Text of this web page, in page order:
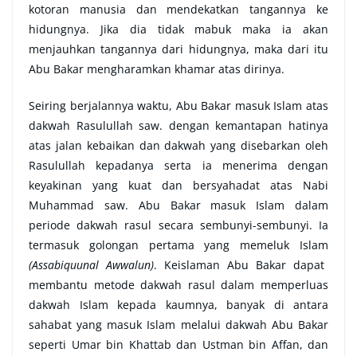
kotoran manusia dan mendekatkan tangannya ke
hidungnya. Jika dia tidak mabuk maka ia akan
menjauhkan tangannya dari hidungnya, maka dari itu
Abu Bakar mengharamkan khamar atas dirinya.
Seiring berjalannya waktu, Abu Bakar masuk Islam atas
dakwah Rasulullah saw. dengan kemantapan hatinya
atas jalan kebaikan dan dakwah yang disebarkan oleh
Rasulullah kepadanya serta ia menerima dengan
keyakinan yang kuat dan bersyahadat atas Nabi
Muhammad saw. Abu Bakar masuk Islam dalam
periode dakwah rasul secara sembunyi-sembunyi. Ia
termasuk golongan pertama yang memeluk Islam
(Assabiquunal Awwalun). Keislaman Abu Bakar dapat
membantu metode dakwah rasul dalam memperluas
dakwah Islam kepada kaumnya, banyak di antara
sahabat yang masuk Islam melalui dakwah Abu Bakar
seperti Umar bin Khattab dan Ustman bin Affan, dan